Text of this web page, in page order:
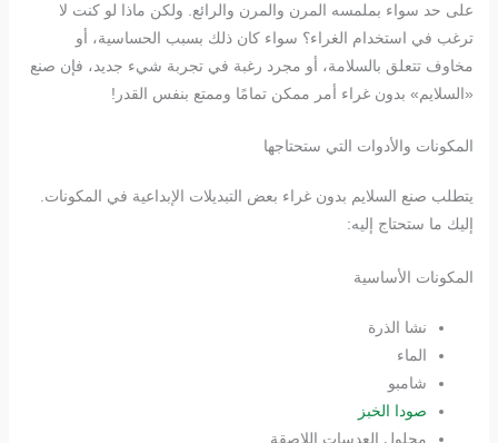
على حد سواء بملمسه المرن والمرن والرائع. ولكن ماذا لو كنت لا
ترغب في استخدام الغراء؟ سواء كان ذلك بسبب الحساسية، أو
مخاوف تتعلق بالسلامة، أو مجرد رغبة في تجربة شيء جديد، فإن صنع
«السلايم» بدون غراء أمر ممكن تمامًا وممتع بنفس القدر!
المكونات والأدوات التي ستحتاجها
يتطلب صنع السلايم بدون غراء بعض التبديلات الإبداعية في المكونات.
إليك ما ستحتاج إليه:
المكونات الأساسية
نشا الذرة
الماء
شامبو
صودا الخبز
محلول العدسات اللاصقة